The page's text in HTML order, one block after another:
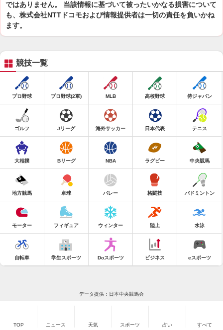
ではありません。 当該情報に基づいて被ったいかなる損害について
も、株式会社NTTドコモおよび情報提供者は一切の責任を負いかね
ます。
競技一覧
プロ野球 プロ野球(2軍) MLB 高校野球 侍ジャパン
ゴルフ Jリーグ 海外サッカー 日本代表 テニス
大相撲 Bリーグ NBA ラグビー 中央競馬
地方競馬 卓球 バレー 格闘技 バドミントン
モーター フィギュア ウィンター 陸上 水泳
自転車 学生スポーツ Doスポーツ ビジネス eスポーツ
データ提供：日本中央競馬会
TOP ニュース 天気 スポーツ 占い すべて